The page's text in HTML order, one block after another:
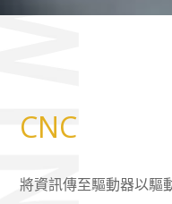
CNC
將資訊傳至驅動器以驅